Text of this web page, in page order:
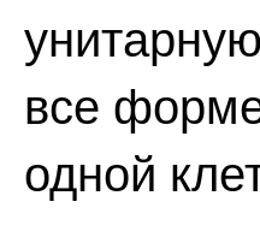
все
одной